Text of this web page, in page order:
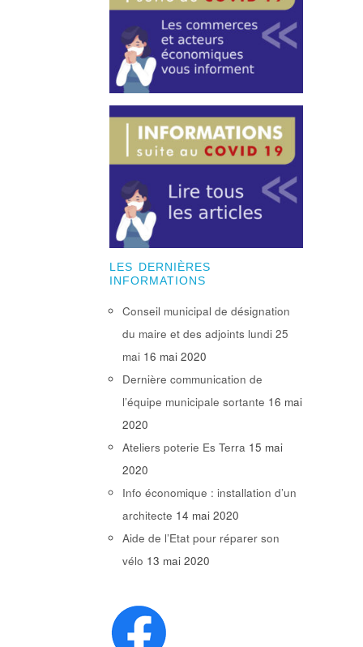
LES DERNIÈRES
INFORMATIONS
Conseil municipal de désignation
du maire et des adjoints lundi 25
mai 16 mai 2020
Dernière communication de
l’équipe municipale sortante 16 mai
2020
Ateliers poterie Es Terra 15 mai
2020
Info économique : installation d’un
architecte 14 mai 2020
Aide de l’Etat pour réparer son
vélo 13 mai 2020